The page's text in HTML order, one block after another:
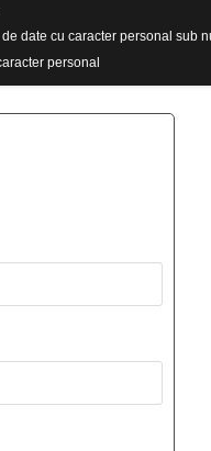
date cu caracter personal sub
personal